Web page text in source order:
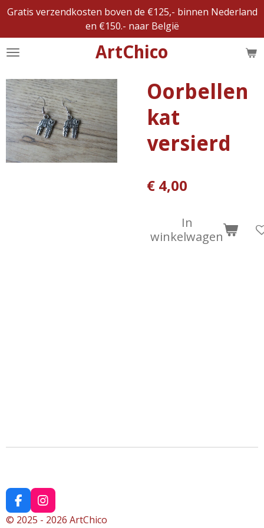
Ga
naar
de
ArtChico
Gratis verzendkosten boven de €125,- binnen Nederland
en €150.- naar België
Oorbellen
kat
versierd
€ 4,00
In
winkelwagen
F
a
I
n
© 2025 - 2026 ArtChico